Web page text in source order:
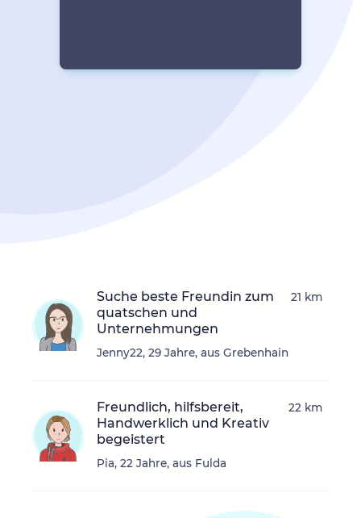
Suche beste Freundin zum
quatschen und
Unternehmungen
Jenny22, 29 Jahre, aus Grebenhain
21 km
Freundlich, hilfsbereit,
Handwerklich und Kreativ
begeistert
Pia, 22 Jahre, aus Fulda
22 km